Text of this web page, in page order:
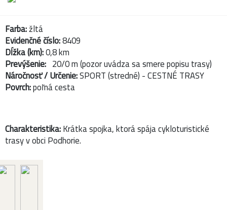
Farba:žltá
Evidenčné číslo:8409
Dĺžka (km):0,8 km
Prevýšenie: 20/0 m (pozor uvádza sa smere popisu trasy)
Náročnosť / Určenie:SPORT (stredné) - CESTNÉ TRASY
Povrch:poľná cesta
Charakteristika:Krátka spojka, ktorá spája cykloturistické
trasy v obci Podhorie.